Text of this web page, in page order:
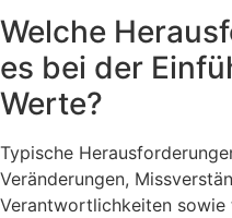
Welche
es bei der
Werte?
Typische
Veränderungen,
Verantwortlichkeiten sowie